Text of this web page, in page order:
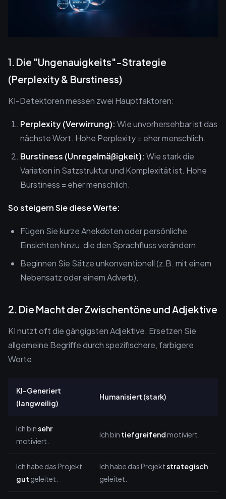
1. Die "Ungenauigkeits"-Strategie
(Perplexity & Burstiness)
KI-Detektoren messen zwei Hauptfaktoren:
Perplexity (Verwirrung): Wie unvorhersehbar ist das
nächste Wort. Hohe Perplexity = eher menschlich.
Burstiness (Unregelmäßigkeit): Wie stark die
Variation in Satzstruktur und Komplexität ist. Hohe
Burstiness = eher menschlich.
So steigern Sie diese Werte:
Fügen Sie kurze Anekdoten oder persönliche
Einsichten hinzu, die den Sprachfluss verändern.
Beginnen Sie Sätze unkonventionell (z.B. mit einem
Nebensatz oder einem Adverb).
2. Die Macht der Zwischentöne und Adjektive
KI nutzt oft die gängigsten Adjektive. Ersetzen Sie
allgemeine Begriffe durch spezifischere, farbigere
Worte:
KI-Generiert
(langweilig)
Humanisiert (stark)
Ich binsehr
motiviert.
Ich bin tiefgreifendmotiviert.
Ich habe das Projekt
gut geleitet.
Ich habe das Projektstrategisch
geleitet.